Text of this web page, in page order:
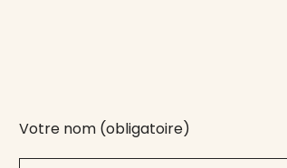
Votre nom (obligatoire)